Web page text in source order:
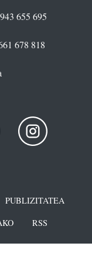
655 695
678 818
PUBLIZITATEA
RSS